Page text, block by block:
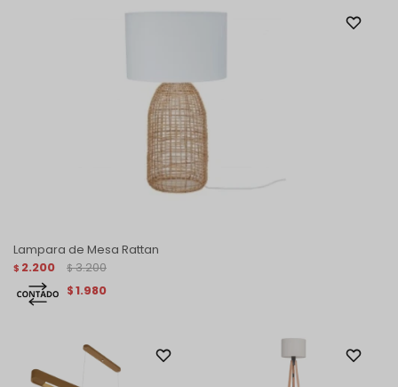
Lampara de Mesa Rattan
$ 2.200 $ 3.200
$1.980